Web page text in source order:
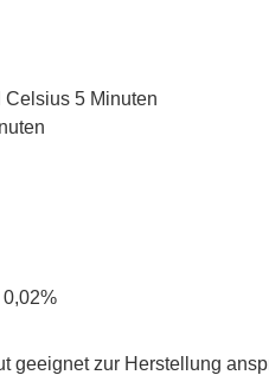
Celsius 5 Minuten
geeignet zur Herstellung